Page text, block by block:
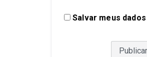
Salvar meus